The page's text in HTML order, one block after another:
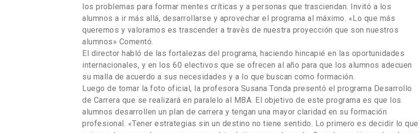
los problemas para formar mentes críticas y a personas que trasciendan. Invitó a los
alumnos a ir más allá, desarrollarse y aprovechar el programa al máximo. «Lo que más
queremos y valoramos es trascender a travès de nuestra proyección que son nuestros
alumnos» Comentó.
El director habló de las fortalezas del programa, haciendo hincapié en las oportunidades
internacionales, y en los 60 electivos que se ofrecen al año para que los alumnos adecuen
su malla de acuerdo a sus necesidades y a lo que buscan como formación.
Luego de tomar la foto oficial, la profesora Susana Tonda presentó el programa Desarrollo
de Carrera que se realizará en paralelo al MBA. El objetivo de este programa es que los
alumnos desarrollen un plan de carrera y tengan una mayor claridad en su formación
profesional. «Tener estrategias sin un destino no tiene sentido. Lo primero es decidir lo que